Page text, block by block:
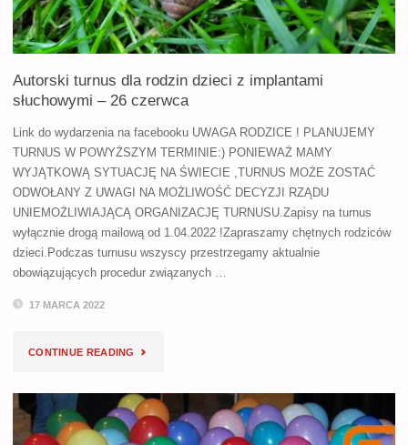
SŁUCHOWYMI
–
Autorski turnus dla rodzin dzieci z implantami
słuchowymi – 26 czerwca
Link do wydarzenia na facebooku UWAGA RODZICE ! PLANUJEMY
TURNUS W POWYŻSZYM TERMINIE:) PONIEWAŻ MAMY
WYJĄTKOWĄ SYTUACJĘ NA ŚWIECIE ,TURNUS MOŻE ZOSTAĆ
ODWOŁANY Z UWAGI NA MOŻLIWOŚĆ DECYZJI RZĄDU
UNIEMOŻLIWIAJĄCĄ ORGANIZACJĘ TURNUSU.Zapisy na turnus
wyłącznie drogą mailową od 1.04.2022 !Zapraszamy chętnych rodziców
dzieci.Podczas turnusu wszyscy przestrzegamy aktualnie
obowiązujących procedur związanych …
17 MARCA 2022
CONTINUE READING "AUTORSKI
DLA